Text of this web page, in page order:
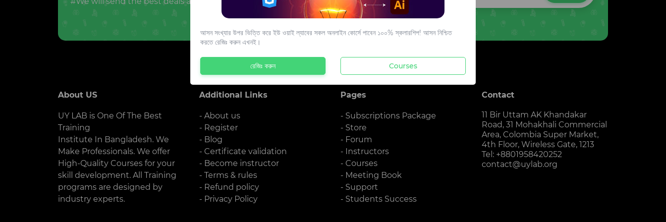
About US
UY LAB is One Of The Best
Training
Institute In Bangladesh. We
Make Professionals. We offer
High-Quality Courses for your
skill development. All Training
programs are designed by
industry experts.
Additional Links
- About us
- Register
- Blog
- Certificate validation
- Become instructor
- Terms & rules
- Refund policy
- Privacy Policy
Pages
- Subscriptions Package
- Store
- Forum
- Instructors
- Courses
- Meeting Book
- Support
- Students Success
Contact
11 Bir Uttam AK Khandakar
Road, 31 Mohakhali Commercial
Area, Colombia Super Market,
4th Floor, Wireless Gate, 1213
Tel: +8801958420252
contact@uylab.org
আসন সংখ্যার উপর ভিত্তি করে ইউ ওয়াই ল্যাবের সকল অনলাইন কোর্সে পাবেন ১০০% স্কলারশিপ! আসন নিশ্চিত
করতে রেজিঃ করুন এখনই।
রেজিঃ করুন Courses